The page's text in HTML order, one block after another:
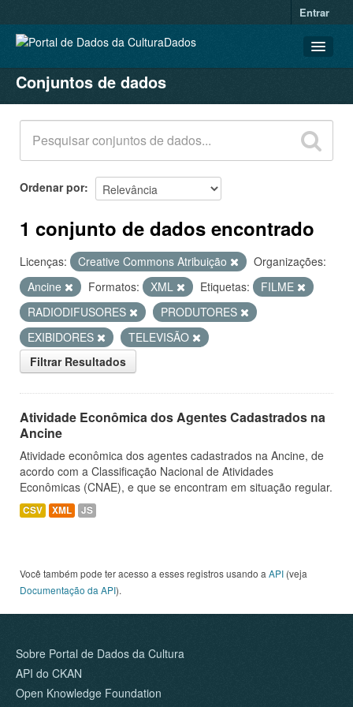
Entrar
CONJUNTOS DE DADOS
ORGANIZAÇÕES
GRUPOS
SOBRE
Conjuntos de dados
Ordenar por
1 conjunto de dados encontrado
Licenças: Creative Commons Atribuição
Organizações:
Ancine
Formatos: XML Etiquetas:
FILME
RADIODIFUSORES
PRODUTORES
EXIBIDORES
TELEVISÃO
Filtrar Resultados
Atividade Econômica dos Agentes Cadastrados na
Ancine
Atividade econômica dos agentes cadastrados na Ancine, de
acordo com a Classificação Nacional de Atividades
Econômicas (CNAE), e que se encontram em situação regular.
CSV XML JS
Você também pode ter acesso a esses registros usando a API (veja
Documentação da API).
Sobre Portal de Dados da Cultura
API do CKAN
Open Knowledge Foundation